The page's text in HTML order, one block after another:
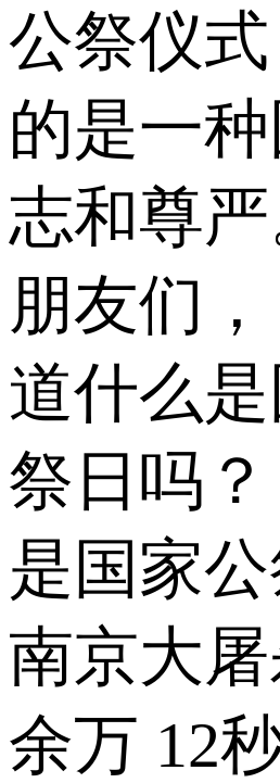
公祭仪
的是一
志和尊
朋友们
道什么
祭日吗
是国家公
南京大屠
余万 12